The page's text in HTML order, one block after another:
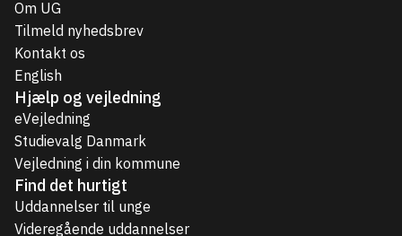
Om UG
Tilmeld nyhedsbrev
Kontakt os
English
Hjælp og vejledning
eVejledning
Studievalg Danmark
Vejledning i din kommune
Find det hurtigt
Uddannelser til unge
Videregående uddannelser